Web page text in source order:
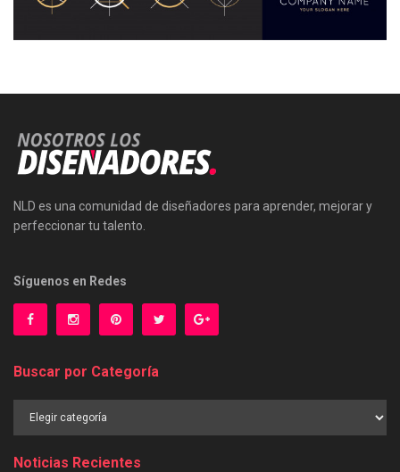
NLD es una comunidad de diseñadores para aprender, mejorar y
perfeccionar tu talento.
Síguenos en Redes
Buscar por Categoría
Noticias Recientes